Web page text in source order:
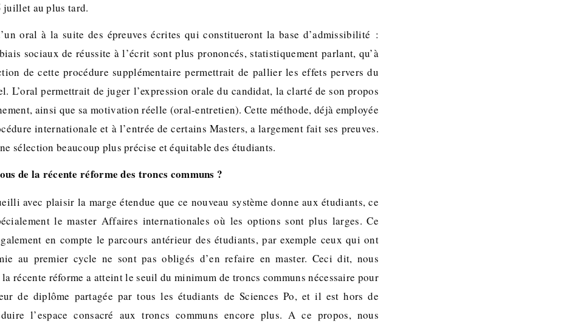
juillet au plus tard.
oral à la suite des épreuves écrites qui constitueront la base d’admissibilité :
sociaux de réussite à l’écrit sont plus prononcés, statistiquement parlant, qu’à
de cette procédure supplémentaire permettrait de pallier les effets pervers du
L’oral permettrait de juger l’expression orale du candidat, la clarté de son propos
ainsi que sa motivation réelle (oral-entretien). Cette méthode, déjà employée
internationale et à l’entrée de certains Masters, a largement fait ses preuves.
sélection beaucoup plus précise et équitable des étudiants.
de la récente réforme des troncs communs ?
avec plaisir la marge étendue que ce nouveau système donne aux étudiants, ce
le master Affaires internationales où les options sont plus larges. Ce
en compte le parcours antérieur des étudiants, par exemple ceux qui ont
au premier cycle ne sont pas obligés d’en refaire en master. Ceci dit, nous
récente réforme a atteint le seuil du minimum de troncs communs nécessaire pour
de diplôme partagée par tous les étudiants de Sciences Po, et il est hors de
l’espace consacré aux troncs communs encore plus. A ce propos, nous